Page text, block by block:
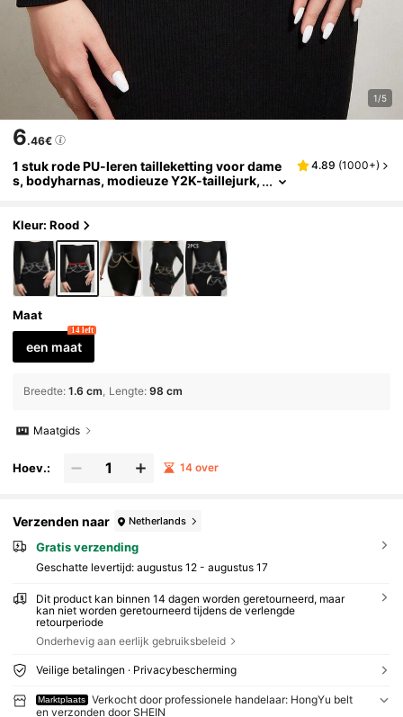
1/5
6.46€
1 stuk rode PU-leren tailleketting voor dame
s, bodyharnas, modieuze Y2K-taillejurk,
4.89 (1000+)
Kleur: Rood
Maat
een maat
14 left
Breedte: 1.6 cm Lengte: 98 cm
Maatgids
Hoev.: 14 over
Verzenden naar Netherlands
Gratis verzending
Geschatte levertijd: augustus 12 - augustus 17
Dit product kan binnen 14 dagen worden geretourneerd, maar
kan niet worden geretourneerd tijdens de verlengde
retourperiode
Onderhevig aan eerlijk gebruiksbeleid
Veilige betalingen · Privacybescherming
Marktplaats
Verkocht door professionele handelaar: HongYu belt
en verzonden door SHEIN